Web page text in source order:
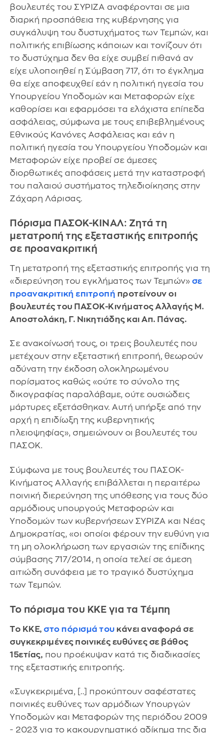
βουλευτές του ΣΥΡΙΖΑ αναφέρονται σε μια
διαρκή προσπάθεια της κυβέρνησης για
συγκάλυψη του δυστυχήματος των Τεμπών, και
πολιτικής επιβίωσης κάποιων και τονίζουν ότι
το δυστύχημα δεν θα είχε συμβεί πιθανά αν
είχε υλοποιηθεί η Σύμβαση 717, ότι το έγκλημα
θα είχε αποφευχθεί εάν η πολιτική ηγεσία του
Υπουργείου Υποδομών και Μεταφορών είχε
καθορίσει και εφαρμόσει τα ελάχιστα επίπεδα
ασφάλειας, σύμφωνα με τους επιβεβλημένους
Εθνικούς Κανόνες Ασφάλειας και εάν η
πολιτική ηγεσία του Υπουργείου Υποδομών και
Μεταφορών είχε προβεί σε άμεσες
διορθωτικές αποφάσεις μετά την καταστροφή
του παλαιού συστήματος τηλεδιοίκησης στην
Ζάχαρη Λάρισας.
Πόρισμα ΠΑΣΟΚ-ΚΙΝΑΛ: Ζητά τη
μετατροπή της εξεταστικής επιτροπής
σε προανακριτική
Τη μετατροπή της εξεταστικής επιτροπής για τη
«διερεύνηση του εγκλήματος των Τεμπών» σε
προανακριτική επιτροπή προτείνουν οι
βουλευτές του ΠΑΣΟΚ-Κινήματος Αλλαγής Μ.
Αποστολάκη, Γ. Νικητιάδης και Απ. Πάνας.
Σε ανακοίνωσή τους, οι τρεις βουλευτές που
μετέχουν στην εξεταστική επιτροπή, θεωρούν
αδύνατη την έκδοση ολοκληρωμένου
πορίσματος καθώς «ούτε το σύνολο της
δικογραφίας παραλάβαμε, ούτε ουσιώδεις
μάρτυρες εξετάσθηκαν. Αυτή υπήρξε από την
αρχή η επιδίωξη της κυβερνητικής
πλειοψηφίας», σημειώνουν οι βουλευτές του
ΠΑΣΟΚ.
Σύμφωνα με τους βουλευτές του ΠΑΣΟΚ-
Κινήματος Αλλαγής επιβάλλεται η περαιτέρω
ποινική διερεύνηση της υπόθεσης για τους δύο
αρμόδιους υπουργούς Μεταφορών και
Υποδομών των κυβερνήσεων ΣΥΡΙΖΑ και Νέας
Δημοκρατίας, «οι οποίοι φέρουν την ευθύνη για
τη μη ολοκλήρωση των εργασιών της επίδικης
σύμβασης 717/2014, η οποία τελεί σε άμεση
αιτιώδη συνάφεια με το τραγικό δυστύχημα
των Τεμπών.
Το πόρισμα του ΚΚΕ για τα Τέμπη
Το ΚΚΕ, στο πόρισμά του κάνει αναφορά σε
συγκεκριμένες ποινικές ευθύνες σε βάθος
15ετίας, που προέκυψαν κατά τις διαδικασίες
της εξεταστικής επιτροπής.
«Συγκεκριμένα, [..] προκύπτουν σαφέστατες
ποινικές ευθύνες των αρμόδιων Υπουργών
Υποδομών και Μεταφορών της περιόδου 2009
- 2023 για το κακουργηματικό αδίκημα της δια